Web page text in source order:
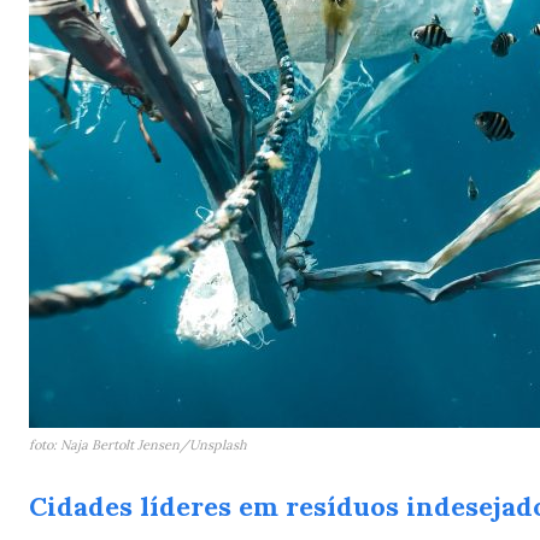
foto: Naja Bertolt Jensen/Unsplash
Cidades líderes em resíduos